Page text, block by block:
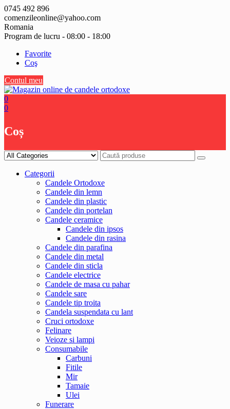
Skip
to
content
0745 492 896
comenzileonline@yahoo.com
Romania
Program de lucru - 08:00 - 18:00
Favorite
Coş
Contul meu
0
0
Coș
Categorii
Candele Ortodoxe
Candele din lemn
Candele din plastic
Candele din portelan
Candele ceramice
Candele din ipsos
Candele din rasina
Candele din parafina
Candele din metal
Candele din sticla
Candele electrice
Candele de masa cu pahar
Candele sare
Candele tip troita
Candela suspendata cu lant
Cruci ortodoxe
Felinare
Veioze si lampi
Consumabile
Carbuni
Fitile
Mir
Tamaie
Ulei
Funerare